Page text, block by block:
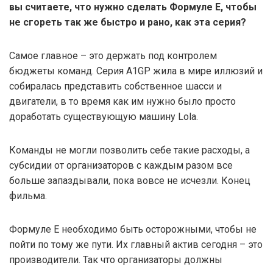
вы считаете, что нужно сделать Формуле Е, чтобы
не сгореть так же быстро и рано, как эта серия?
Самое главное – это держать под контролем
бюджеты команд. Серия A1GP жила в мире иллюзий и
собиралась представить собственное шасси и
двигатели, в то время как им нужно было просто
доработать существующую машину Lola.
Команды не могли позволить себе такие расходы, а
субсидии от организаторов с каждым разом все
больше запаздывали, пока вовсе не исчезли. Конец
фильма.
Формуле Е необходимо быть осторожными, чтобы не
пойти по тому же пути. Их главный актив сегодня – это
производители. Так что организаторы должны